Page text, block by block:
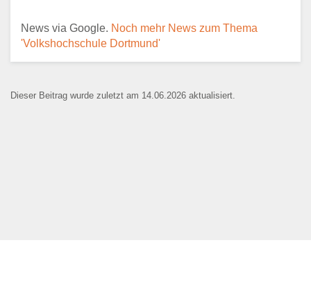
E-Mail*
News via Google. Noch mehr News zum Thema
'Volkshochschule Dortmund'
Dieser Beitrag wurde zuletzt am 14.06.2026 aktualisiert.